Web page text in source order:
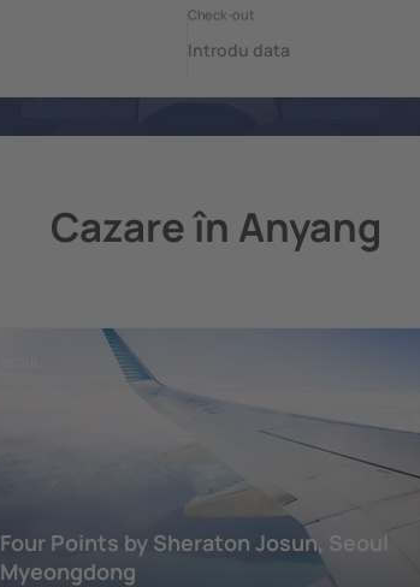
Cazare în Anyang
Four Points by Sheraton Josun, Seoul
Myeongdong